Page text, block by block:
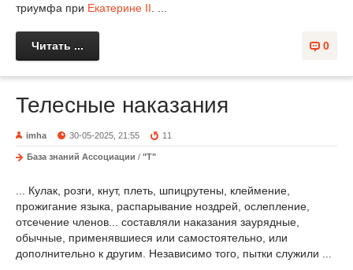
триумфа при Екатерине II. ...
0
Читать ...
Телесные наказания
imha 30-05-2025, 21:55 11
База знаний Ассоциации / "Т"
... Кулак, розги, кнут, плеть, шпицрутены, клеймение,
прожигание языка, распарывание ноздрей, ослепление,
отсечение членов... составляли наказания заурядные,
обычные, применявшиеся или самостоятельно, или
дополнительно к другим. Независимо того, пытки служили ...